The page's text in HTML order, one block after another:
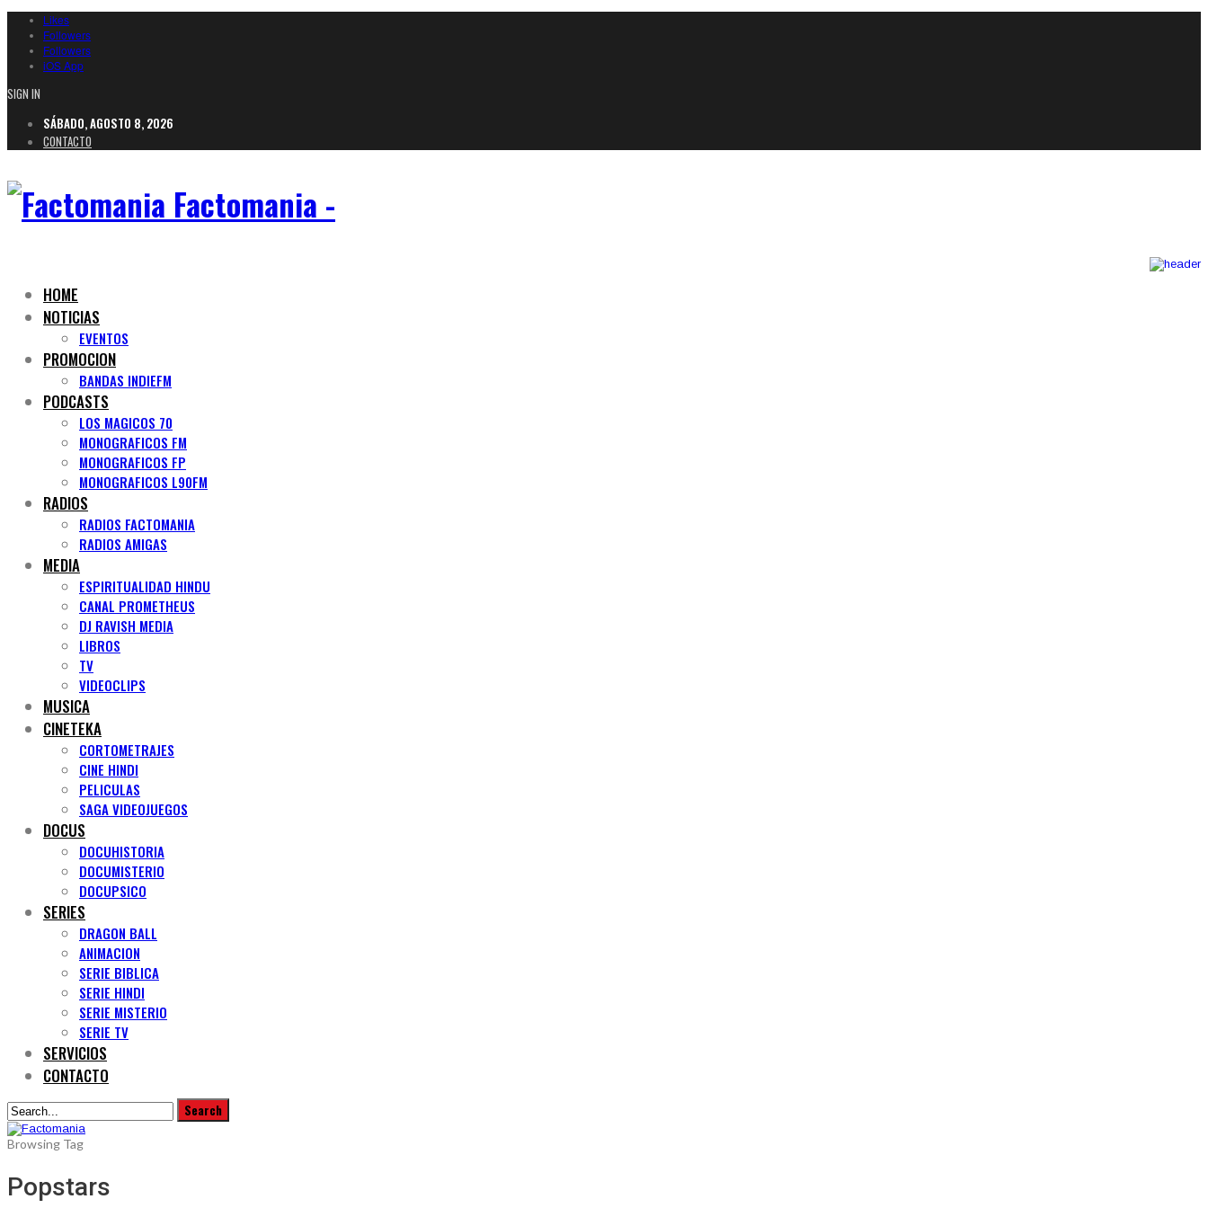
Likes
Followers
Followers
iOS App
SIGN IN
SÁBADO, AGOSTO 8, 2026
CONTACTO
Factomania -
HOME
NOTICIAS
EVENTOS
PROMOCION
BANDAS INDIEFM
PODCASTS
LOS MAGICOS 70
MONOGRAFICOS FM
MONOGRAFICOS FP
MONOGRAFICOS L90FM
RADIOS
RADIOS FACTOMANIA
RADIOS AMIGAS
MEDIA
ESPIRITUALIDAD HINDU
CANAL PROMETHEUS
DJ RAVISH MEDIA
LIBROS
TV
VIDEOCLIPS
MUSICA
CINETEKA
CORTOMETRAJES
CINE HINDI
PELICULAS
SAGA VIDEOJUEGOS
DOCUS
DOCUHISTORIA
DOCUMISTERIO
DOCUPSICO
SERIES
DRAGON BALL
ANIMACION
SERIE BIBLICA
SERIE HINDI
SERIE MISTERIO
SERIE TV
SERVICIOS
CONTACTO
Browsing Tag
Popstars